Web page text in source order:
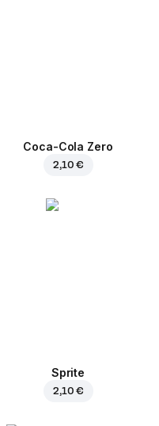
Coca-Cola Zero
2,10 €
Sprite
2,10 €